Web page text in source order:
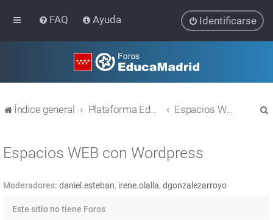
FAQ Ayuda Identificarse
Índice general Plataforma Educativa EducaMadrid Espacios WEB con Wordpress
Espacios WEB con Wordpress
Moderadores: daniel.esteban, irene.olalla, dgonzalezarroyo
Este sitio no tiene Foros